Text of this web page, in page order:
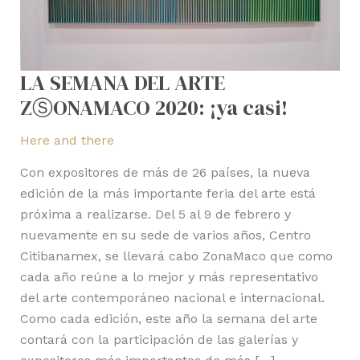
LA SEMANA DEL ARTE
ZⓈONAMACO 2020: ¡ya casi!
Here and there
Con expositores de más de 26 países, la nueva
edición de la más importante feria del arte está
próxima a realizarse. Del 5 al 9 de febrero y
nuevamente en su sede de varios años, Centro
Citibanamex, se llevará cabo ZonaMaco que como
cada año reúne a lo mejor y más representativo
del arte contemporáneo nacional e internacional.
Como cada edición, este año la semana del arte
contará con la participación de las galerías y